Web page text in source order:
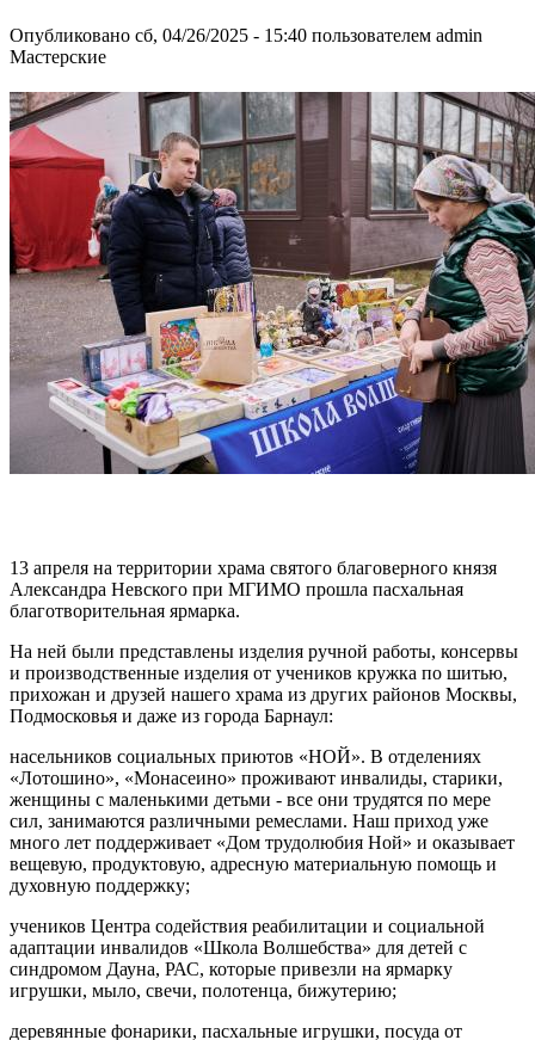
Опубликовано сб, 04/26/2025 - 15:40 пользователем admin
Мастерские
13 апреля на территории храма святого благоверного князя
Александра Невского при МГИМО прошла пасхальная
благотворительная ярмарка.
На ней были представлены изделия ручной работы, консервы
и производственные изделия от учеников кружка по шитью,
прихожан и друзей нашего храма из других районов Москвы,
Подмосковья и даже из города Барнаул:
насельников социальных приютов «НОЙ». В отделениях
«Лотошино», «Монасеино» проживают инвалиды, старики,
женщины с маленькими детьми - все они трудятся по мере
сил, занимаются различными ремеслами. Наш приход уже
много лет поддерживает «Дом трудолюбия Ной» и оказывает
вещевую, продуктовую, адресную материальную помощь и
духовную поддержку;
учеников Центра содействия реабилитации и социальной
адаптации инвалидов «Школа Волшебства» для детей с
синдромом Дауна, РАС, которые привезли на ярмарку
игрушки, мыло, свечи, полотенца, бижутерию;
деревянные фонарики, пасхальные игрушки, посуда от